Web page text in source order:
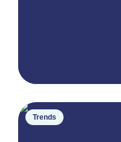
Trends